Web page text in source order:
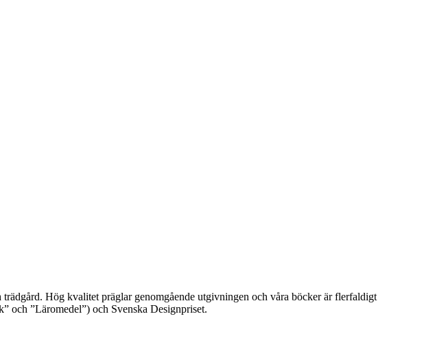
Hög kvalitet präglar genomgående utgivningen och våra böcker är flerfaldigt
och ”Läromedel”) och Svenska Designpriset.